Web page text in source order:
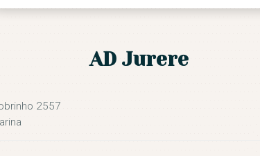
CONTATO
AD Jurere
2557